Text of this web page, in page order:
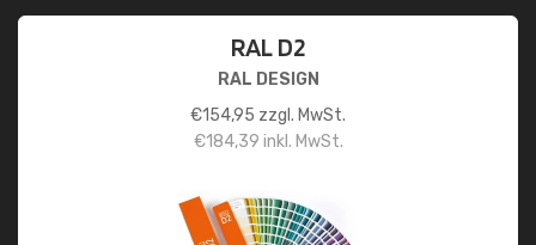
RAL D2
RAL DESIGN
€154,95 zzgl. MwSt.
€184,39 inkl. MwSt.